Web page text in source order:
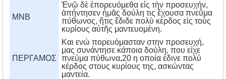
MNB
Ἐνῷ δὲ ἐπορευόμεθα εἰς τὴν προσευχήν,
ἀπήντησεν ἡμᾶς δούλη τις ἔχουσα πνεῦμα
πύθωνος, ἥτις ἔδιδε πολὺ κέρδος εἰς τοὺς
κυρίους αὑτῆς μαντευομένη.
ΠΕΡΓΑΜΟΣ
Kαι ενώ πορευόμασταν στην προσευχή,
μας συνάντησε κάποια δούλη, που είχε
πνεύμα πύθωνα,20 η οποία έδινε πολύ
κέρδος στους κυρίους της, ασκώντας
μαντεία.